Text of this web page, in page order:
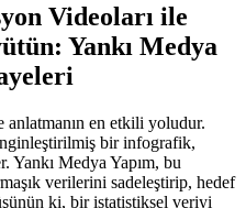
Videoları ile
Yankı Medya
en etkili yoludur.
bir infografik,
Yankı Medya Yapım, bu
verilerini sadeleştirip, hedef
ki, bir istatistiksel veriyi